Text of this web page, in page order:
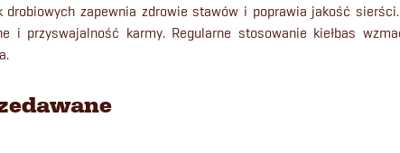
drobiowych zapewnia zdrowie stawów i poprawia jakość
i przyswajalność karmy. Regularne stosowanie kiełbas